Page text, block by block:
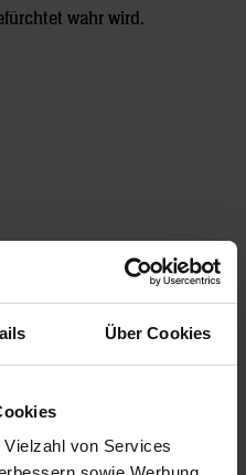
Über Cookies
von Services
wahr wird.